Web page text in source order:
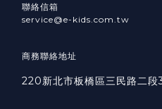
聯絡信箱
service@e-kids.com.tw
商務聯絡地址
220新北市板橋區三民路二段